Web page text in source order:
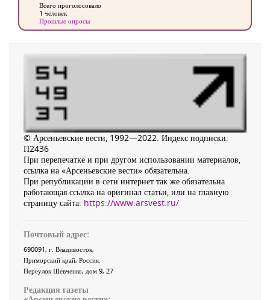
Всего проголосовало
1 человек
Прошлые опросы
© Арсеньевские вести, 1992—2022. Индекс подписки:
П2436
При перепечатке и при другом использовании материалов,
ссылка на «Арсеньевские вести» обязательна.
При републикации в сети интернет так же обязательна
работающая ссылка на оригинал статьи, или на главную
страницу сайта: https://www.arsvest.ru/
Почтовый адрес:
690091, г. Владивосток,
Приморский край, Россия
Переулок Шевченко, дом 9, 27
Редакция газеты